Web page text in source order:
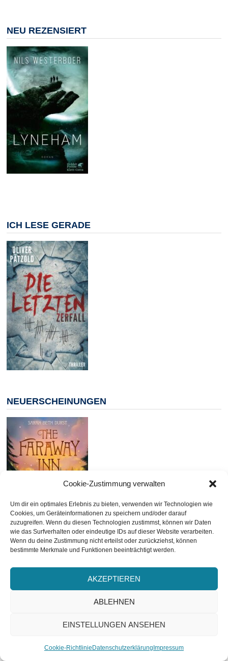
Cookie-Zustimmung verwalten
Um dir ein optimales Erlebnis zu bieten, verwenden wir Technologien wie
Cookies, um Geräteinformationen zu speichern und/oder darauf
zuzugreifen. Wenn du diesen Technologien zustimmst, können wir Daten
wie das Surfverhalten oder eindeutige IDs auf dieser Website verarbeiten.
Wenn du deine Zustimmung nicht erteilst oder zurückziehst, können
bestimmte Merkmale und Funktionen beeinträchtigt werden.
AKZEPTIEREN
ABLEHNEN
EINSTELLUNGEN ANSEHEN
Cookie-Richtlinie Datenschutzerklärung Impressum
NEU REZENSIERT
ICH LESE GERADE
NEUERSCHEINUNGEN
25.03.2026
09.04.2026
20.05.2026
10.06.2026
13.08.2026